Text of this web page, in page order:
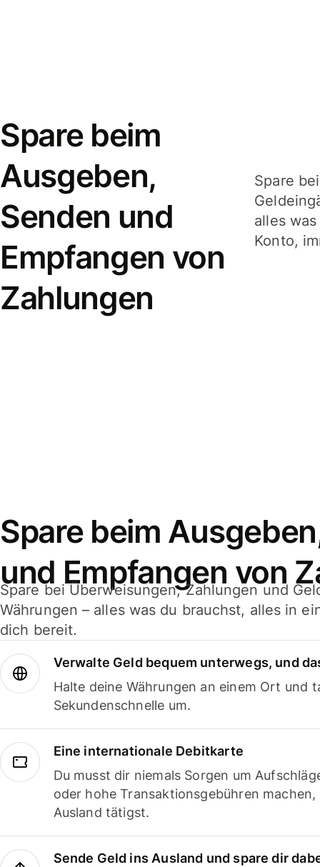
Spare beim
Ausgeben,
Senden und
Empfangen von
Zahlungen
Spare
alles
Konto,
Spare beim
und Empfangen von
Spare bei Überweisungen, Zahlungen und
Währungen – alles was du brauchst, alles in
dich bereit.
Verwalte Geld bequem unterwegs, und
Halte deine Währungen an einem Ort und
Sekundenschnelle um.
Eine internationale Debitkarte
Du musst dir niemals Sorgen um
oder hohe Transaktionsgebühren
Ausland tätigst.
Sende Geld ins Ausland und spare dir